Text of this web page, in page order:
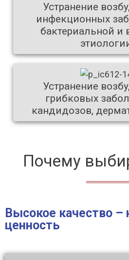
Устранение
инфекционных
бактериальной и
Устранение
грибковых
кандидозов,
Почему
Высокое качество –
ценность